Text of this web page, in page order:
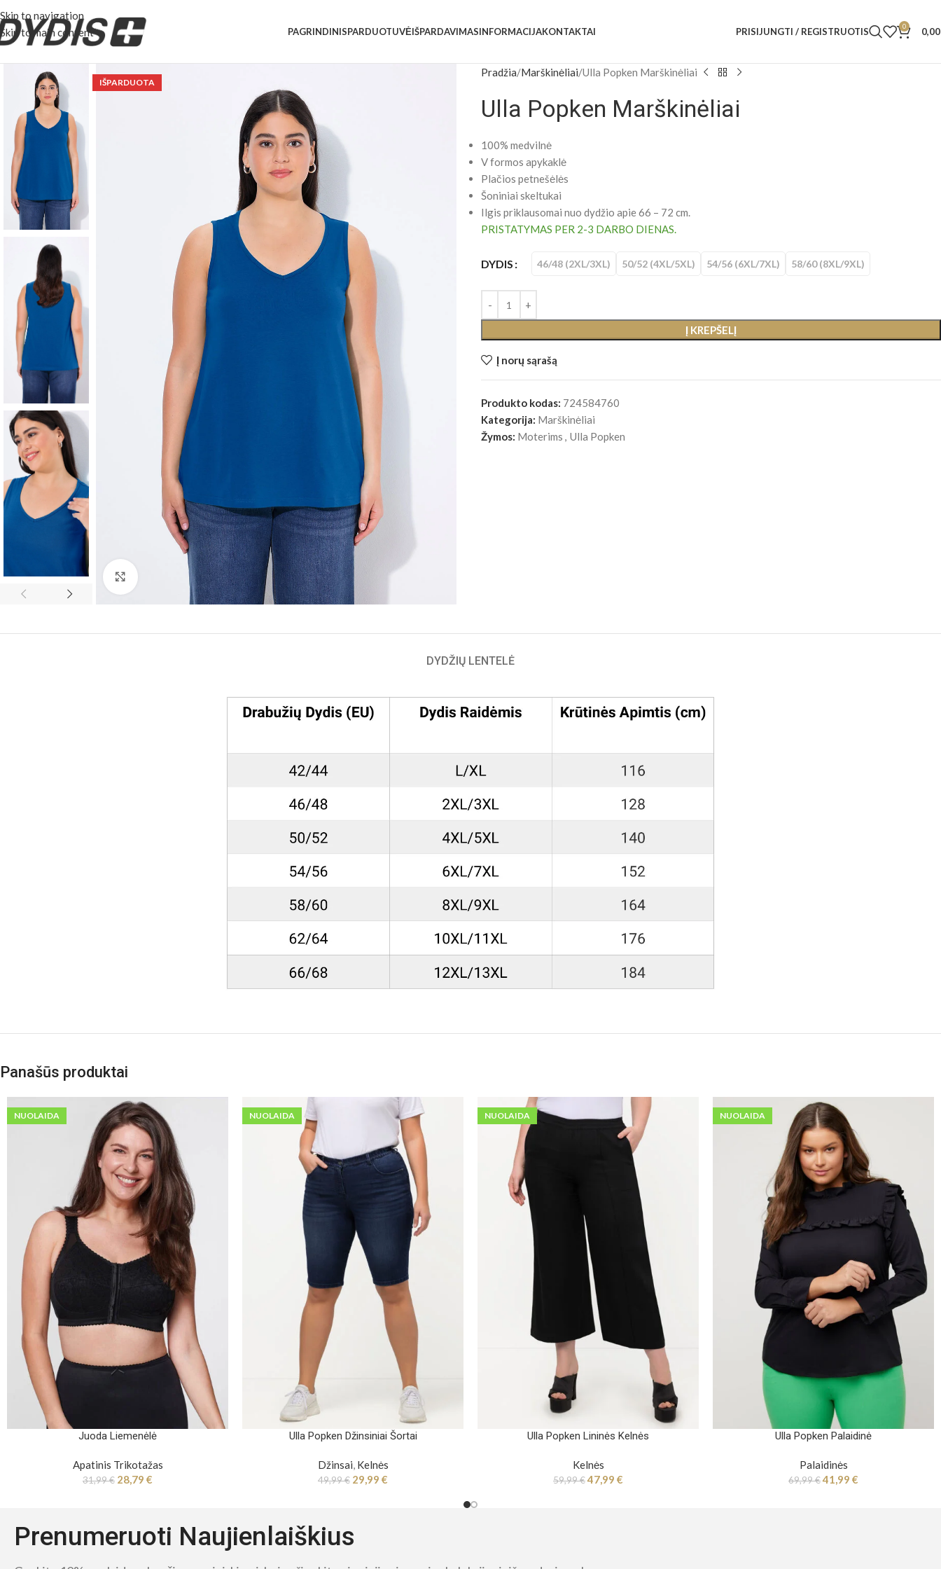
Skip to navigation
Skip to main content
PAGRINDINISPARDUOTUVĖIŠPARDAVIMASINFORMACIJAKONTAKTAI PRISIJUNGTI / REGISTRUOTIS 0
IŠPARDUOTA
Pradžia Marškinėliai Ulla Popken Marškinėliai
Ulla Popken Marškinėliai
100% medvilnė
V formos apykaklė
Plačios petnešėlės
Šoniniai skeltukai
Ilgis priklausomai nuo dydžio apie 66 – 72 cm.
PRISTATYMAS PER 2-3 DARBO DIENAS.
DYDIS 46/48 (2XL/3XL) 50/52 (4XL/5XL) 54/56 (6XL/7XL) 58/60 (8XL/9XL)
Į KREPŠELĮ
Į norų sąrašą
Produkto kodas: 724584760
Kategorija: Marškinėliai
Žymos: Moterims , Ulla Popken
DYDŽIŲ LENTELĖ
Panašūs produktai
NUOLAIDA
Juoda Liemenėlė
Apatinis Trikotažas
31,99€ 28,79 €
NUOLAIDA
Ulla Popken Džinsiniai Šortai
Džinsai, Kelnės
49,99€ 29,99 €
NUOLAIDA
Ulla Popken Lininės Kelnės
Kelnės
59,99€47,99 €
NUOLAIDA
Ulla Popken Palaidinė
Palaidinės
69,99€41,99 €
Prenumeruoti Naujienlaiškius